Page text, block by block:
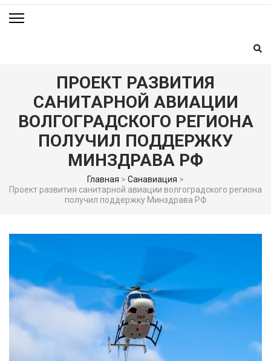
ПРОЕКТ РАЗВИТИЯ
САНИТАРНОЙ АВИАЦИИ
ВОЛГОГРАДСКОГО РЕГИОНА
ПОЛУЧИЛ ПОДДЕРЖКУ
МИНЗДРАВА РФ
Главная > Санавиация >
Проект развития санитарной авиации волгоградского региона
получил поддержку Минздрава РФ